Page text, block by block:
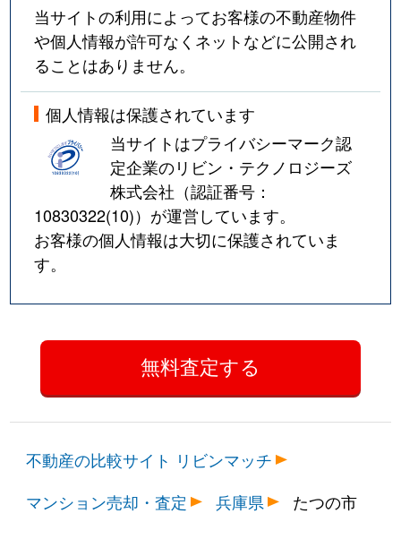
当サイトの利用によってお客様の不動産物件
や個人情報が許可なくネットなどに公開され
ることはありません。
個人情報は保護されています
当サイトはプライバシーマーク認
定企業のリビン・テクノロジーズ
株式会社（認証番号：
10830322(10)）が運営しています。
お客様の個人情報は大切に保護されていま
す。
不動産の比較サイト リビンマッチ
マンション売却・査定
兵庫県 たつの市